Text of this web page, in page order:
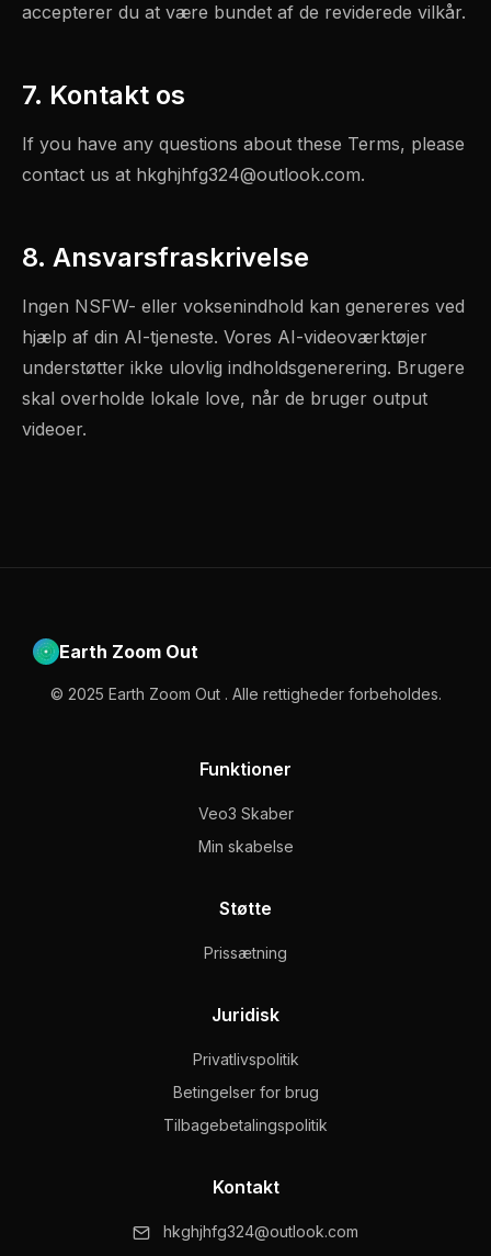
accepterer du at være bundet af de reviderede vilkår.
7. Kontakt os
If you have any questions about these Terms, please
contact us at hkghjhfg324@outlook.com.
8. Ansvarsfraskrivelse
Ingen NSFW- eller voksenindhold kan genereres ved
hjælp af din AI-tjeneste. Vores AI-videoværktøjer
understøtter ikke ulovlig indholdsgenerering. Brugere
skal overholde lokale love, når de bruger output
videoer.
Earth Zoom Out
© 2025 Earth Zoom Out . Alle rettigheder forbeholdes.
Funktioner
Veo3 Skaber
Min skabelse
Støtte
Prissætning
Juridisk
Privatlivspolitik
Betingelser for brug
Tilbagebetalingspolitik
Kontakt
hkghjhfg324@outlook.com